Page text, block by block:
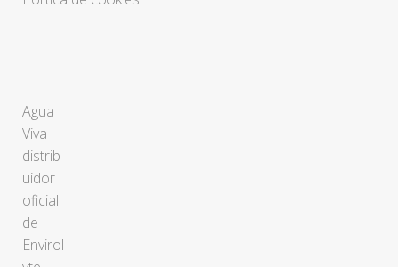
Agua
Viva
distrib
uidor
oficial
de
Envirol